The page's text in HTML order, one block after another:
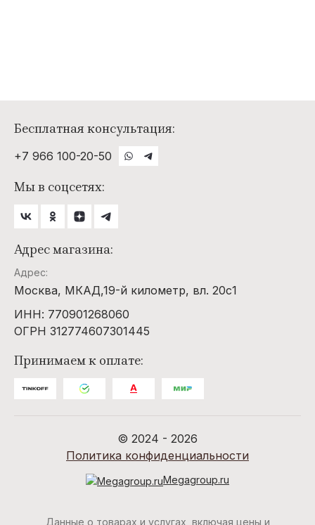
Бесплатная консультация:
+7 966 100-20-50
Мы в соцсетях:
Адрес магазина:
Адрес:
Москва, МКАД,19-й километр, вл. 20с1
ИНН: 770901268060
ОГРН 312774607301445
Принимаем к оплате:
© 2024 - 2026
Политика конфиденциальности
Megagroup.ru
Данные о товарах и услугах, включая цены и